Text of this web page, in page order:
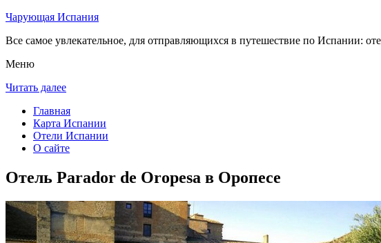
Чарующая Испания
Все самое увлекательное, для отправляющихся в путешествие по Испании:
Меню
Читать далее
Главная
Карта Испании
Отели Испании
О сайте
Отель Parador de Oropesa в Оропесе